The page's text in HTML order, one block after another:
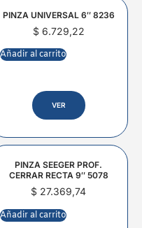
PINZA UNIVERSAL 6″ 8236
$6.729,22
Añadir al carrito
VER
PINZA SEEGER PROF.
CERRAR RECTA 9″ 5078
$ 27.369,74
Añadir al carrito